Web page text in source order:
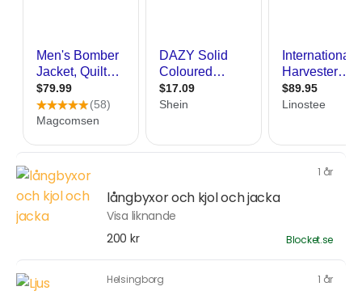
1 år
långbyxor och kjol och jacka
Visa liknande
200 kr
Blocket.se
Helsingborg 1 år